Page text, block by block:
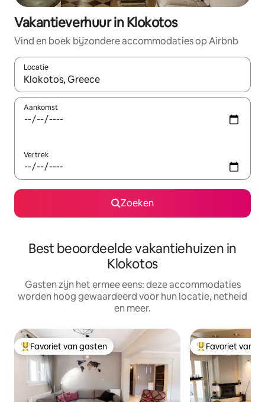
Vakantieverhuur in Klokotos
Vind en boek bijzondere accommodaties op Airbnb
Locatie
Wanneer er suggesties beschikbaar zijn, maak je een keuze
Aankomst
Vertrek
Zoeken
Best beoordeelde vakantiehuizen in
Klokotos
Gasten zijn het ermee eens: deze accommodaties
worden hoog gewaardeerd voor hun locatie, netheid
en meer.
Topfavoriet van gasten
Favoriet van gasten Topfavoriet van
Favoriet van